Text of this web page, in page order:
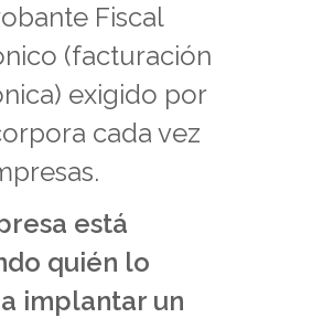
Fiscal
(facturación
exigido por
cada vez
está
quién lo
implantar un